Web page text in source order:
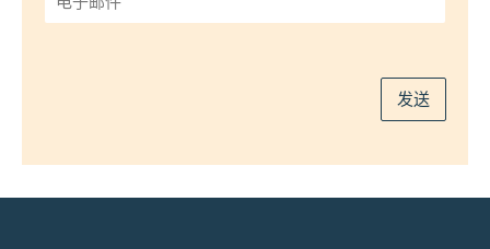
子
发送